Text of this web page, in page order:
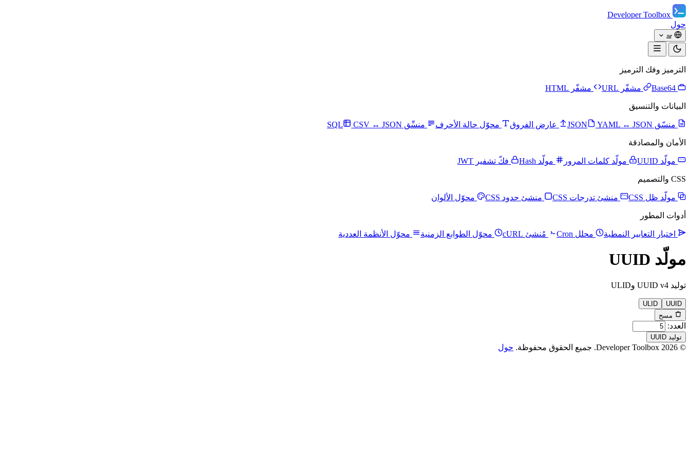
Developer Toolbox
حول
ar
الترميز وفك الترميز
Base64 مشفّر URL مشفّر HTML
البيانات والتنسيق
منسّق JSON YAML ↔ JSON عارض الفروق محوّل حالة الأحرف منسِّق SQL CSV ↔ JSON
الأمان والمصادقة
مولّد UUID مولّد كلمات المرور مولّد Hash فكّ تشفير JWT
CSS والتصميم
مولّد ظل CSS منشئ تدرجات CSS منشئ حدود CSS محوّل الألوان
أدوات المطور
اختبار التعابير النمطية محلل Cron مُنشئ cURL محوّل الطوابع الزمنية محوّل الأنظمة العددية
مولّد UUID
توليد UUID v4 وULID
UUID
ULID
مسح
العدد:
توليد UUID
© 2026 Developer Toolbox. جميع الحقوق محفوظة. حول